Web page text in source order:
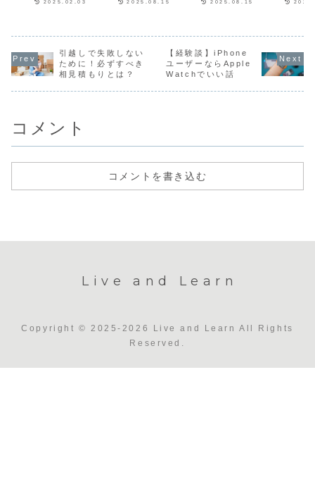
色は記憶に残りま
は、旅行好きな私
が新幹線の停車駅
や車窓風景、座席
の選び方など詳し
2025.02.03
を紹介します。ヒ
分に自信を持つこ
とができました。
ヒゲ脱毛をした理
由社会人にとって
2025.08.15
法をご紹介しま
る方はぜひ参考に
してみてくださ
い。資格試験の勉
強で重視するべき
2025.08.15
などを解説
り子の魅力
ール踊り子
都圏〜伊豆
全車グリー
引越しで失敗しない
ために！必ずすべき
相見積もりとは？
【経験談】iPhone
ユーザーならApple
Watchでいい話
コメント
コメントを書き込む
Live and Learn
Copyright © 2025-2026 Live and Learn All Rights
Reserved.